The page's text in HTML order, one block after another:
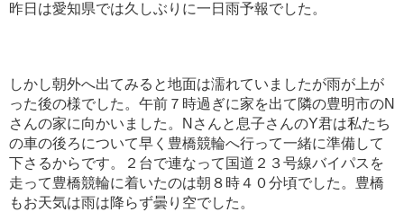
昨日は愛知県では久しぶりに一日雨予報でした。
しかし朝外へ出てみると地面は濡れていましたが雨が上が
った後の様でした。午前７時過ぎに家を出て隣の豊明市のN
さんの家に向かいました。Nさんと息子さんのY君は私たち
の車の後ろについて早く豊橋競輪へ行って一緒に準備して
下さるからです。２台で連なって国道２３号線バイパスを
走って豊橋競輪に着いたのは朝８時４０分頃でした。豊橋
もお天気は雨は降らず曇り空でした。